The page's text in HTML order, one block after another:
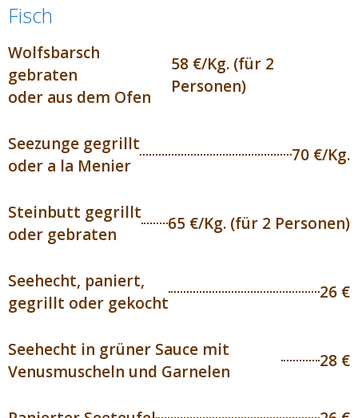
Fisch
Wolfsbarsch
gebraten
oder aus dem Ofen
58 €/Kg. (für 2
Personen)
Seezunge gegrillt
oder a la Menier
70 €/Kg.
Steinbutt gegrillt
oder gebraten
65 €/Kg. (für 2 Personen)
Seehecht, paniert,
gegrillt oder gekocht
26 €
Seehecht in grüner Sauce mit
Venusmuscheln und Garnelen
28 €